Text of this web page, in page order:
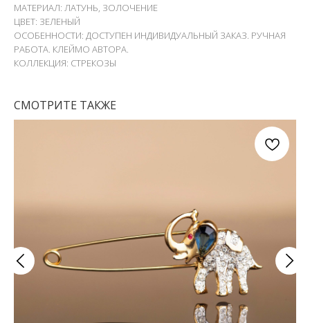
МАТЕРИАЛ: ЛАТУНЬ, ЗОЛОЧЕНИЕ
ЦВЕТ: ЗЕЛЕНЫЙ
ОСОБЕННОСТИ: ДОСТУПЕН ИНДИВИДУАЛЬНЫЙ ЗАКАЗ. РУЧНАЯ
РАБОТА. КЛЕЙМО АВТОРА.
КОЛЛЕКЦИЯ: СТРЕКОЗЫ
СМОТРИТЕ ТАКЖЕ